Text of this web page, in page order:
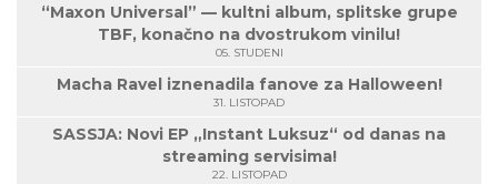
“Maxon Universal” — kultni album, splitske grupe
TBF, konačno na dvostrukom vinilu!
05. STUDENI
Macha Ravel iznenadila fanove za Halloween!
31. LISTOPAD
SASSJA: Novi EP „Instant Luksuz“ od danas na
streaming servisima!
22. LISTOPAD